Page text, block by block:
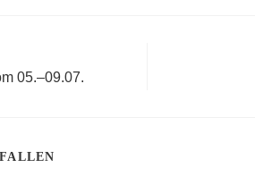
05.–09.07.